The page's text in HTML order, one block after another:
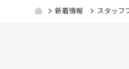
新着情報 スタッフ